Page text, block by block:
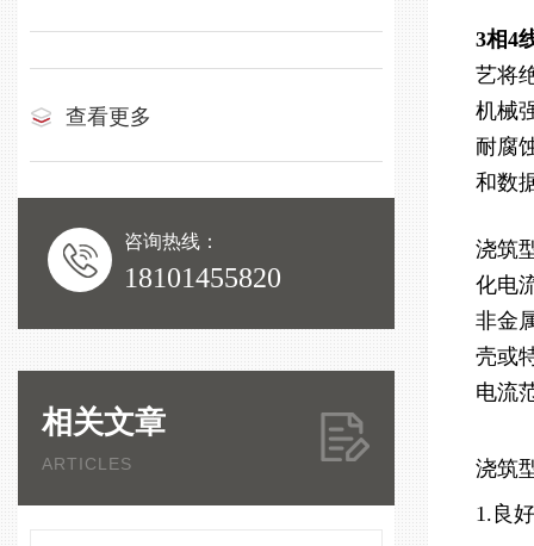
查看更多
咨询热线：
18101455820
相关文章
ARTICLES
3相4
艺将
机械
耐腐
和数
浇筑
化电
非金
壳或
电流
浇筑
1.良